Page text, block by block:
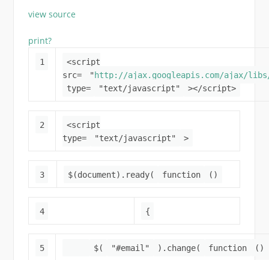
view source
print?
1
<script
src=
"http://ajax.googleapis.com/ajax/
type=
"text/javascript" ></script>
2
<script
type=
"text/javascript" >
3 $(document).ready( function ()
4 {
5 $( "#email" ).change( function ()